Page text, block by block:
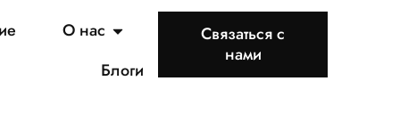
О нас
Блоги
Связаться с
нами